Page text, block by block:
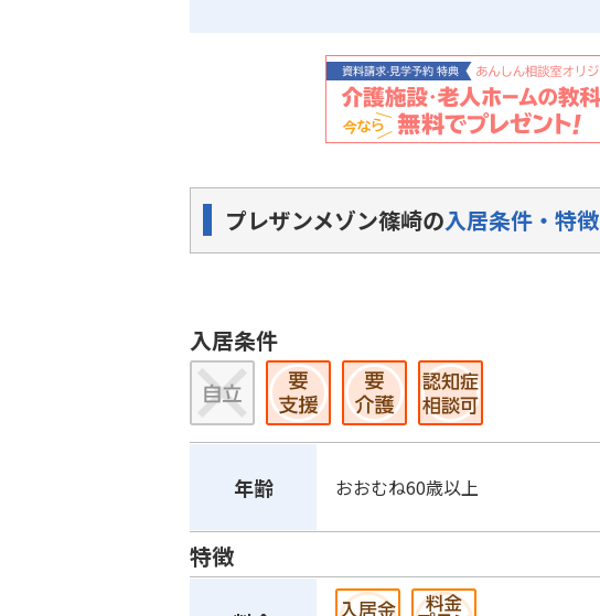
プレザンメゾン篠崎の入居条件・特徴
入居条件
年齢 おおむね60歳以上
特徴